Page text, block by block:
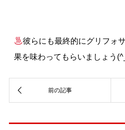
彼らにも最終的にグリフォ
果を味わってもらいましょう